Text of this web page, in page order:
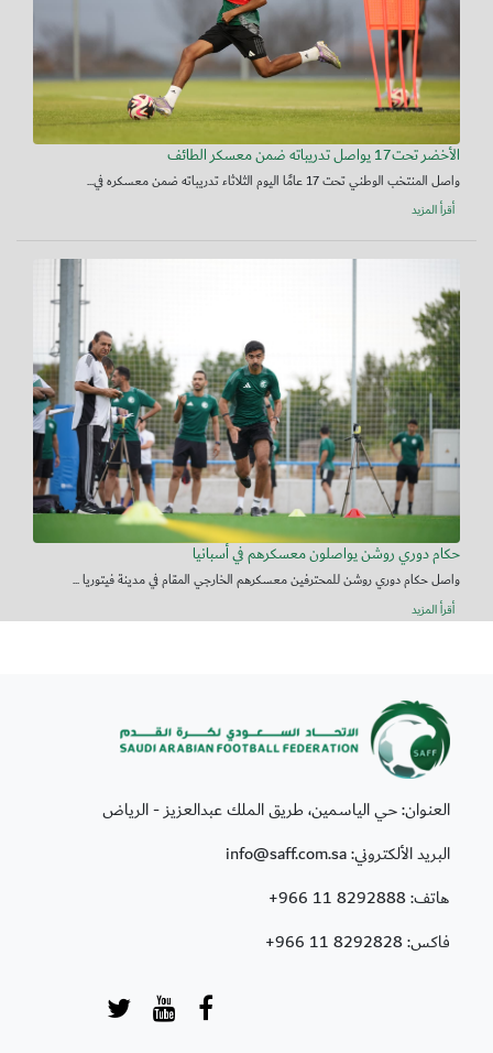
الأخضر تحت17 يواصل تدريباته ضمن معسكر الطائف
واصل المنتخب الوطني تحت 17 عامًا اليوم الثلاثاء تدريباته ضمن معسكره في...
أقرأ المزيد
حكام دوري روشن يواصلون معسكرهم في أسبانيا
واصل حكام دوري روشن للمحترفين معسكرهم الخارجي المقام في مدينة فيتوريا ...
أقرأ المزيد
العنوان: حي الياسمين، طريق الملك عبدالعزيز - الرياض
البريد الألكتروني: info@saff.com.sa
هاتف:+966 11 8292888
فاكس:+966 11 8292828